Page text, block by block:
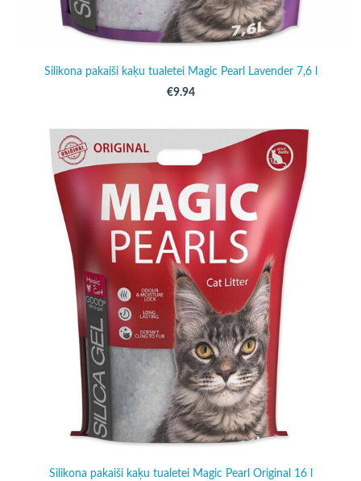
Silikona pakaiši kaķu tualetei Magic Pearl Lavender 7,6 l
€9.94
Silikona pakaiši kaķu tualetei Magic Pearl Original 16 l